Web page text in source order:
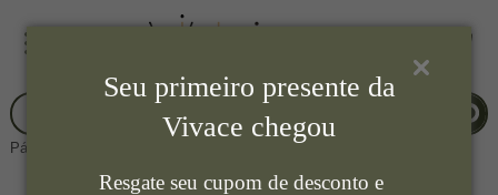
Seu primeiro presente da
Vivace chegou
Resgate seu cupom de desconto e
Página Inicial